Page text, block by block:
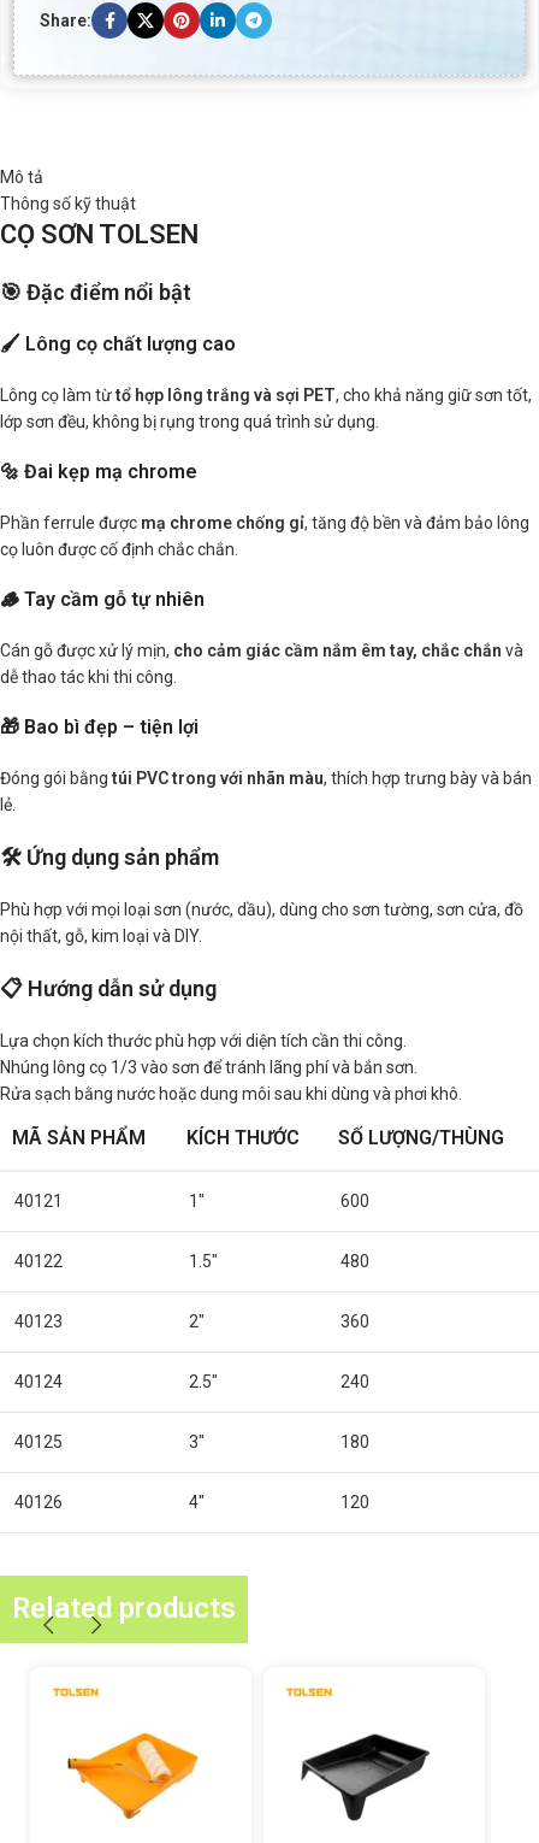
Share:
Mô tả
Thông số kỹ thuật
CỌ SƠN TOLSEN
🎯 Đặc điểm nổi bật
🖌️ Lông cọ chất lượng cao
Lông cọ làm từtổ hợp lông trắng và sợi PET, cho khả năng giữ sơn tốt,
lớp sơn đều, không bị rụng trong quá trình sử dụng.
🔩 Đai kẹp mạ chrome
Phần ferrule được mạ chrome chống gỉ, tăng độ bền và đảm bảo lông
cọ luôn được cố định chắc chắn.
🪵 Tay cầm gỗ tự nhiên
Cán gỗ được xử lý mịn, cho cảm giác cầm nắm êm tay, chắc chắn và
dễ thao tác khi thi công.
🎁 Bao bì đẹp – tiện lợi
Đóng gói bằngtúi PVC trong với nhãn màu, thích hợp trưng bày và bán
lẻ.
🛠️ Ứng dụng sản phẩm
Phù hợp với mọi loại sơn (nước, dầu), dùng cho sơn tường, sơn cửa, đồ
nội thất, gỗ, kim loại và DIY.
📋 Hướng dẫn sử dụng
Lựa chọn kích thước phù hợp với diện tích cần thi công.
Nhúng lông cọ 1/3 vào sơn để tránh lãng phí và bắn sơn.
Rửa sạch bằng nước hoặc dung môi sau khi dùng và phơi khô.
MÃ SẢN PHẨM KÍCH THƯỚC SỐ LƯỢNG/THÙNG
40121 1″ 600
40122 1.5″ 480
40123 2″ 360
40124 2.5″ 240
40125 3″ 180
40126 4″ 120
Related products